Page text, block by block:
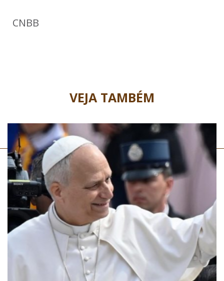
CNBB
VEJA TAMBÉM